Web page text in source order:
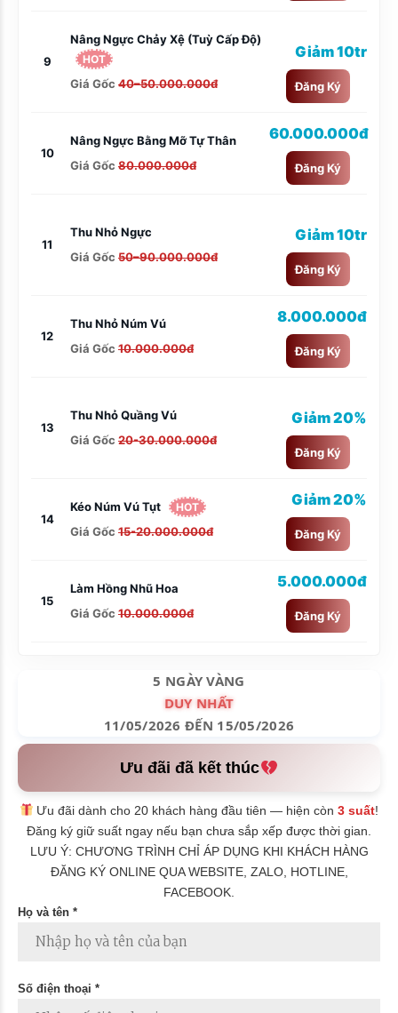
9
Nâng Ngực Chảy Xệ (tuỳ Cấp Độ)
HOT
Giá Gốc 40–50.000.000đ
Giảm 10tr
Đăng Ký
10
Nâng Ngực Bằng Mỡ Tự Thân
Giá Gốc 80.000.000đ
60.000.000đ
Đăng Ký
11
Thu Nhỏ Ngực
Giá Gốc 50–90.000.000đ
Giảm 10tr
Đăng Ký
12
Thu Nhỏ Núm Vú
Giá Gốc 10.000.000đ
8.000.000đ
Đăng Ký
13
Thu Nhỏ Quầng Vú
Giá Gốc 20-30.000.000đ
Giảm 20%
Đăng Ký
14
Kéo Núm Vú Tụt HOT
Giá Gốc 15-20.000.000đ
Giảm 20%
Đăng Ký
15
Làm Hồng Nhũ Hoa
Giá Gốc 10.000.000đ
5.000.000đ
Đăng Ký
5 NGÀY VÀNG
DUY NHẤT
11/05/2026 ĐẾN 15/05/2026
Ưu đãi đã kết thúc
Ưu đãi dành cho 20 khách hàng đầu tiên — hiện còn3 suất!
Đăng ký giữ suất ngay nếu bạn chưa sắp xếp được thời gian.
LƯU Ý: CHƯƠNG TRÌNH CHỈ ÁP DỤNG KHI KHÁCH HÀNG
ĐĂNG KÝ ONLINE QUA WEBSITE, ZALO, HOTLINE,
FACEBOOK.
Họ và tên *
Số điện thoại *